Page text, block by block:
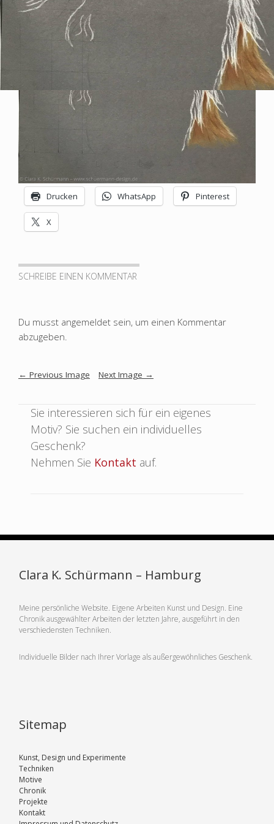
SCHUERMANN
Grafik
Plastik
Experimentelles
Drucken WhatsApp Pinterest
X
SCHREIBE EINEN KOMMENTAR
Du musst angemeldet sein, um einen Kommentar
abzugeben.
Image
navigation
← Previous Image Next Image →
Sie interessieren sich für ein eigenes
Motiv? Sie suchen ein individuelles
Geschenk?
Nehmen Sie Kontakt auf.
Clara K. Schürmann – Hamburg
Meine persönliche Website. Eigene Arbeiten Kunst und Design. Eine
Chronik ausgewählter Arbeiten der letzten Jahre, ausgeführt in den
verschiedensten Techniken.
Individuelle Bilder nach Ihrer Vorlage als außergewöhnliches Geschenk.
Sitemap
Kunst, Design und Experimente
Techniken
Motive
Chronik
Projekte
Kontakt